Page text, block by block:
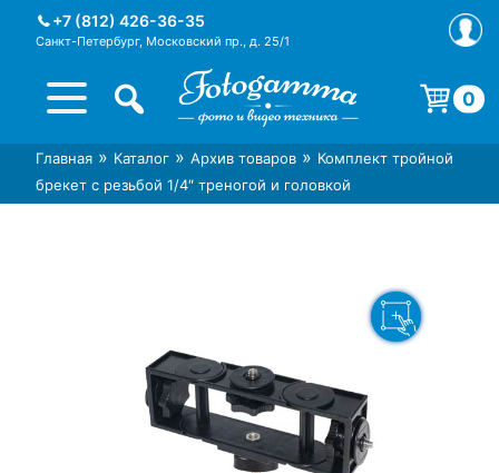
+7 (812) 426-36-35
Санкт-Петербург, Московский пр., д. 25/1
Интернет-магазин фототехники
Foto-Gamma в СПб
Магазин фотоаксессуаров foto-
gamma.ru
0
Корзина пуста.
Главная » Каталог » Архив товаров » Комплект тройной
брекет с резьбой 1/4″ треногой и головкой